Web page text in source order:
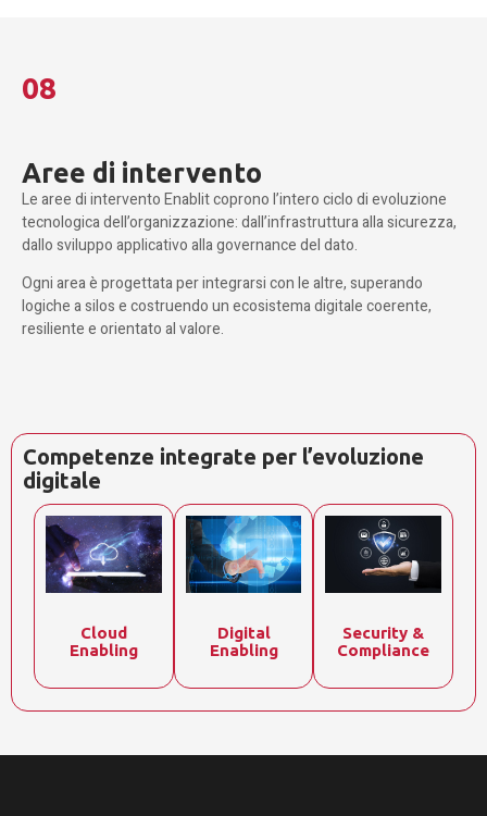
08
Aree di intervento
Le aree di intervento Enablit coprono l’intero ciclo di evoluzione
tecnologica dell’organizzazione: dall’infrastruttura alla sicurezza,
dallo sviluppo applicativo alla governance del dato.
Ogni area è progettata per integrarsi con le altre, superando
logiche a silos e costruendo un ecosistema digitale coerente,
resiliente e orientato al valore.
Competenze integrate per l’evoluzione
digitale
Cloud
Enabling
Digital
Enabling
Security &
Compliance